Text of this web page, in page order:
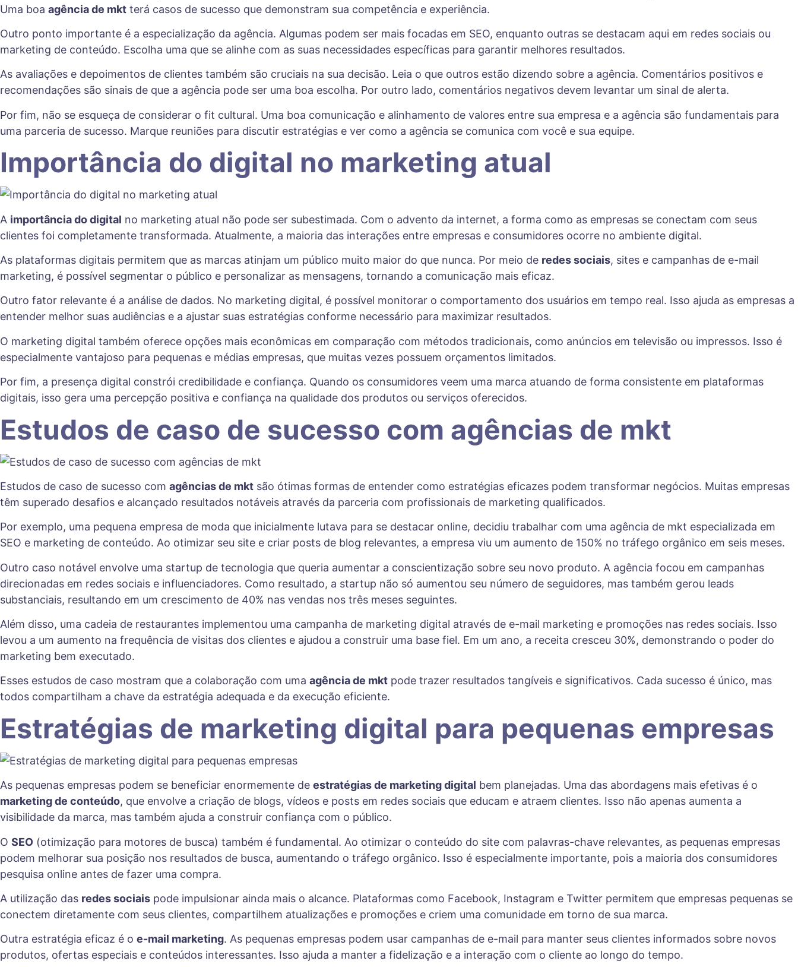
Uma boa agência de mkt terá casos de sucesso que demonstram sua competência e experiência.
Outro ponto importante é a especialização da agência. Algumas podem ser mais focadas em SEO, enquanto outras se destacam aqui em redes sociais ou
marketing de conteúdo. Escolha uma que se alinhe com as suas necessidades específicas para garantir melhores resultados.
As avaliações e depoimentos de clientes também são cruciais na sua decisão. Leia o que outros estão dizendo sobre a agência. Comentários positivos e
recomendações são sinais de que a agência pode ser uma boa escolha. Por outro lado, comentários negativos devem levantar um sinal de alerta.
Por fim, não se esqueça de considerar o fit cultural. Uma boa comunicação e alinhamento de valores entre sua empresa e a agência são fundamentais para
uma parceria de sucesso. Marque reuniões para discutir estratégias e ver como a agência se comunica com você e sua equipe.
Importância do digital no marketing atual
A importância do digital no marketing atual não pode ser subestimada. Com o advento da internet, a forma como as empresas se conectam com seus
clientes foi completamente transformada. Atualmente, a maioria das interações entre empresas e consumidores ocorre no ambiente digital.
As plataformas digitais permitem que as marcas atinjam um público muito maior do que nunca. Por meio de redes sociais, sites e campanhas de e-mail
marketing, é possível segmentar o público e personalizar as mensagens, tornando a comunicação mais eficaz.
Outro fator relevante é a análise de dados. No marketing digital, é possível monitorar o comportamento dos usuários em tempo real. Isso ajuda as empresas a
entender melhor suas audiências e a ajustar suas estratégias conforme necessário para maximizar resultados.
O marketing digital também oferece opções mais econômicas em comparação com métodos tradicionais, como anúncios em televisão ou impressos. Isso é
especialmente vantajoso para pequenas e médias empresas, que muitas vezes possuem orçamentos limitados.
Por fim, a presença digital constrói credibilidade e confiança. Quando os consumidores veem uma marca atuando de forma consistente em plataformas
digitais, isso gera uma percepção positiva e confiança na qualidade dos produtos ou serviços oferecidos.
Estudos de caso de sucesso com agências de mkt
Estudos de caso de sucesso com agências de mkt são ótimas formas de entender como estratégias eficazes podem transformar negócios. Muitas empresas
têm superado desafios e alcançado resultados notáveis através da parceria com profissionais de marketing qualificados.
Por exemplo, uma pequena empresa de moda que inicialmente lutava para se destacar online, decidiu trabalhar com uma agência de mkt especializada em
SEO e marketing de conteúdo. Ao otimizar seu site e criar posts de blog relevantes, a empresa viu um aumento de 150% no tráfego orgânico em seis meses.
Outro caso notável envolve uma startup de tecnologia que queria aumentar a conscientização sobre seu novo produto. A agência focou em campanhas
direcionadas em redes sociais e influenciadores. Como resultado, a startup não só aumentou seu número de seguidores, mas também gerou leads
substanciais, resultando em um crescimento de 40% nas vendas nos três meses seguintes.
Além disso, uma cadeia de restaurantes implementou uma campanha de marketing digital através de e-mail marketing e promoções nas redes sociais. Isso
levou a um aumento na frequência de visitas dos clientes e ajudou a construir uma base fiel. Em um ano, a receita cresceu 30%, demonstrando o poder do
marketing bem executado.
Esses estudos de caso mostram que a colaboração com uma agência de mkt pode trazer resultados tangíveis e significativos. Cada sucesso é único, mas
todos compartilham a chave da estratégia adequada e da execução eficiente.
Estratégias de marketing digital para pequenas empresas
As pequenas empresas podem se beneficiar enormemente de estratégias de marketing digital bem planejadas. Uma das abordagens mais efetivas é o
marketing de conteúdo, que envolve a criação de blogs, vídeos e posts em redes sociais que educam e atraem clientes. Isso não apenas aumenta a
visibilidade da marca, mas também ajuda a construir confiança com o público.
O SEO (otimização para motores de busca) também é fundamental. Ao otimizar o conteúdo do site com palavras-chave relevantes, as pequenas empresas
podem melhorar sua posição nos resultados de busca, aumentando o tráfego orgânico. Isso é especialmente importante, pois a maioria dos consumidores
pesquisa online antes de fazer uma compra.
A utilização das redes sociais pode impulsionar ainda mais o alcance. Plataformas como Facebook, Instagram e Twitter permitem que empresas pequenas se
conectem diretamente com seus clientes, compartilhem atualizações e promoções e criem uma comunidade em torno de sua marca.
Outra estratégia eficaz é o e-mail marketing. As pequenas empresas podem usar campanhas de e-mail para manter seus clientes informados sobre novos
produtos, ofertas especiais e conteúdos interessantes. Isso ajuda a manter a fidelização e a interação com o cliente ao longo do tempo.